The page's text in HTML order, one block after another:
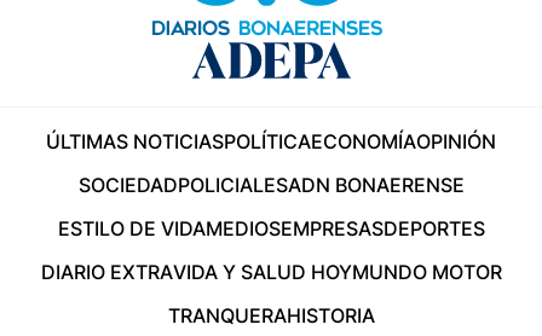
ÚLTIMAS NOTICIASPOLÍTICAECONOMÍAOPINIÓN
SOCIEDADPOLICIALESADN BONAERENSE
ESTILO DE VIDAMEDIOSEMPRESASDEPORTES
DIARIO EXTRAVIDA Y SALUD HOYMUNDO MOTOR
TRANQUERAHISTORIA